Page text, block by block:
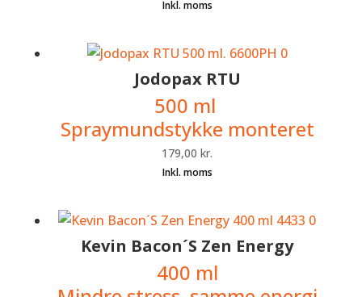
Jodopax RTU
500 ml
Spraymundstykke monteret
179,00kr.
Kevin Bacon´S Zen Energy
400 ml